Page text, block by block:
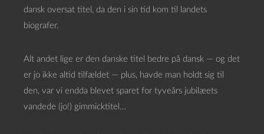
dansk oversat titel, da den i sin tid kom til landets
biografer.
Alt andet lige er den danske titel bedre på dansk — og det
er jo ikke altid tilfældet — plus, havde man holdt sig til
den, var vi endda blevet sparet for tyveårs jubilæets
vandede (jo!) gimmicktitel…